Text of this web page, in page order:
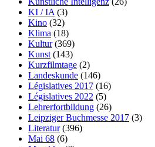
KI / IA (3)
Kino (32)
Klima (18)
Kultur(369)
Kunst (143)
Kurzfilmtage (2)
Landeskunde (146)
Législatives 2017 (16)
Législatives 2022 (5)
Lehrerfortbildung (26)
Leipziger Buchmesse 2017 (3)
Literatur(396)
Mai 68 (6)